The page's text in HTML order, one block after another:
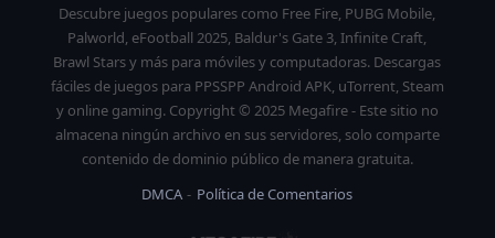
Descubre juegos populares como Free Fire, PUBG Mobile,
Palworld, eFootball 2025, Baldur's Gate 3, Infinite Craft,
Brawl Stars y más para móviles y computadoras. Descargas
fáciles de juegos para PPSSPP Android APK, uTorrent, Steam
y online gaming. Copyright © 2025 Megafire - Este sitio no
almacena ningún archivo en sus servidores, solo comparte
contenido de dominio público de manera gratuita.
DMCA
Política de Comentarios